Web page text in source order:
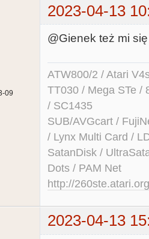
2023-04-13
09
@Gienek też mi
ATW800/2 / Atari
TT030 / Mega STe /
/ SC1435
SUB/AVGcart /
/ Lynx Multi Card /
SatanDisk /
Dots / PAM Net
http://260ste.atari.org
2023-04-13